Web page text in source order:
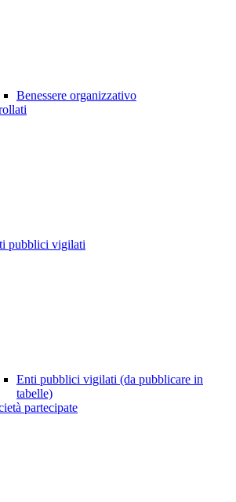
Benessere organizzativo
pubblici vigilati
Enti pubblici vigilati (da pubblicare in
tabelle)
partecipate